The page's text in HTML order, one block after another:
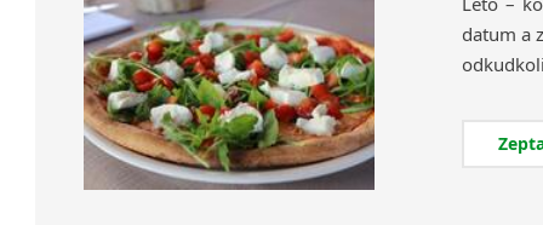
datum a